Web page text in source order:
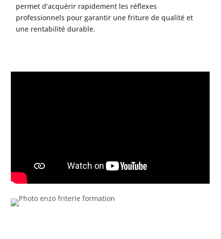
permet d’acquérir rapidement les réflexes
professionnels pour garantir une friture de qualité et
une rentabilité durable.